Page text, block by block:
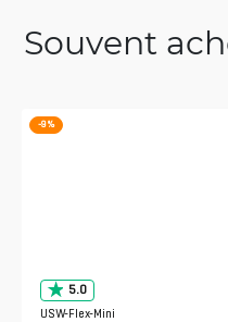
Souvent
-9 %
5.0
USW-Flex-Mini